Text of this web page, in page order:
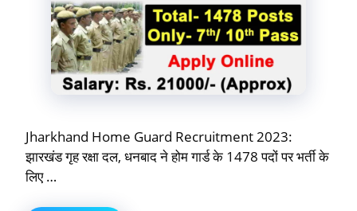
Jharkhand Home Guard Recruitment 2023:
झारखंड गृह रक्षा दल, धनबाद ने होम गार्ड के 1478 पदों पर भर्ती के
लिए …